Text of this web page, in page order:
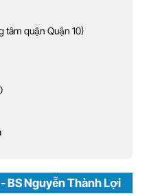
tâm quận Quận 10)
BS Nguyễn Thành Lợi